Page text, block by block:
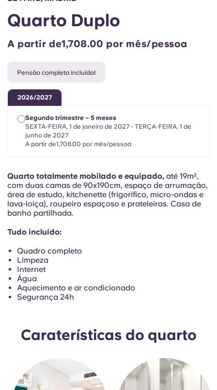
Chinese
Español
Català
Italian
Portuguese
Quarto Duplo
A partir de1,708.00 por mês/pessoa
Pensão completa incluída!
2026/2027
Segundo trimestre – 5 meses
SEXTA-FEIRA, 1 de janeiro de 2027 - TERÇA-FEIRA, 1 de
junho de 2027
A partir de1,708.00 por mês/pessoa
Quarto totalmente mobilado e equipado, até 19m²,
com duas camas de 90x190cm, espaço de arrumação,
área de estudo, kitchenette (frigorífico, micro-ondas e
lava-loiça), roupeiro espaçoso e prateleiras. Casa de
banho partilhada.
Tudo incluído:
Quadro completo
Limpeza
Internet
Água
Aquecimento e ar condicionado
Segurança 24h
Caraterísticas do quarto